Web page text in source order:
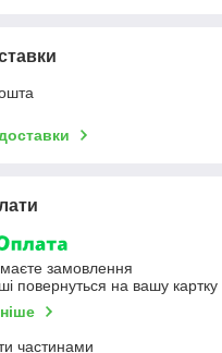
замовлення
повернуться на вашу картку
частинами